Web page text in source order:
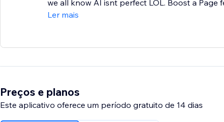
we all know AI isnt perfect LOL. Boost a Page
Ler mais
Preços e planos
Este aplicativo oferece um período gratuito de 14 dias